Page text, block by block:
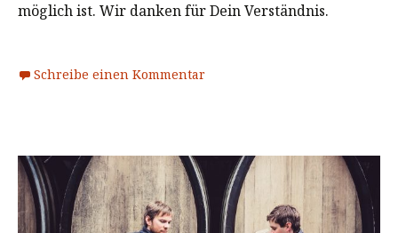
möglich ist. Wir danken für Dein Verständnis.
Schreibe einen Kommentar